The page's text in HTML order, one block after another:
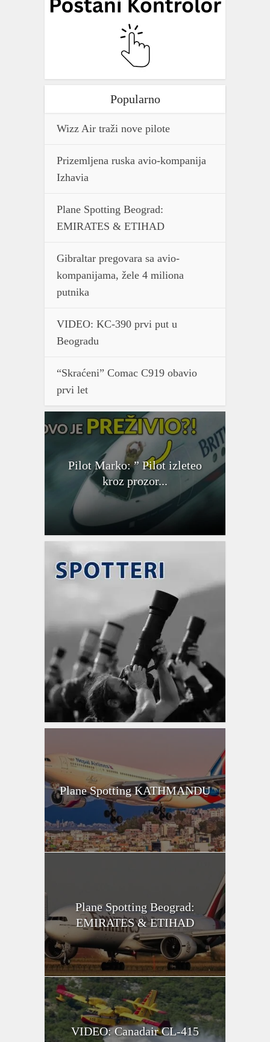
Popularno
Wizz Air traži nove pilote
Prizemljena ruska avio-kompanija
Izhavia
Plane Spotting Beograd:
EMIRATES & ETIHAD
Gibraltar pregovara sa avio-
kompanijama, žele 4 miliona
putnika
VIDEO: KC-390 prvi put u
Beogradu
“Skraćeni” Comac C919 obavio
prvi let
Pilot Marko: ” Pilot izleteo
kroz prozor...
Plane Spotting KATHMANDU
Plane Spotting Beograd:
EMIRATES & ETIHAD
VIDEO: Canadair CL-415